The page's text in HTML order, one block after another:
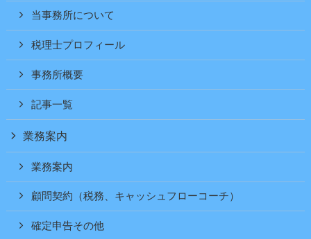
当事務所について
税理士プロフィール
事務所概要
記事一覧
業務案内
業務案内
顧問契約（税務、キャッシュフローコーチ）
確定申告その他